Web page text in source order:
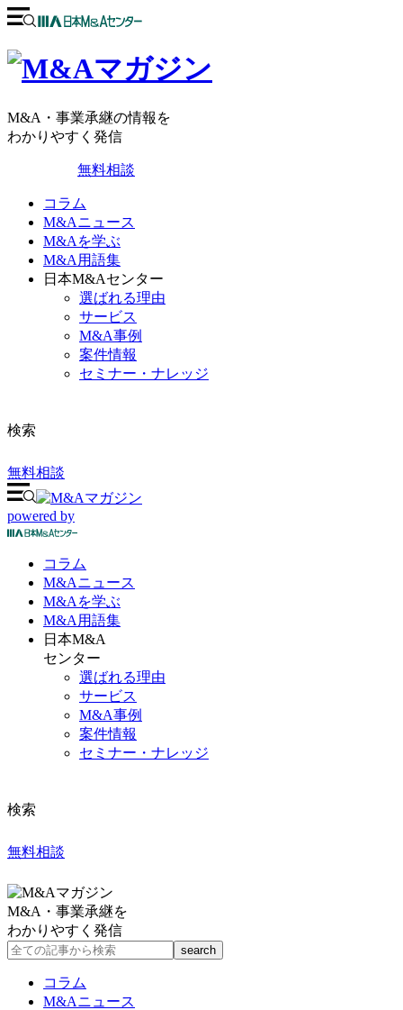
M&A・事業承継の情報を
わかりやすく発信
無料相談
コラム
M&Aニュース
M&Aを学ぶ
M&A用語集
日本M&Aセンター
選ばれる理由
サービス
M&A事例
案件情報
セミナー・ナレッジ
検索
無料相談
powered by
コラム
M&Aニュース
M&Aを学ぶ
M&A 用語集
日本M&A
センター
選ばれる理由
サービス
M&A事例
案件情報
セミナー・ナレッジ
検索
無料相談
M&A・事業承継を
わかりやすく発信
コラム
M&Aニュース